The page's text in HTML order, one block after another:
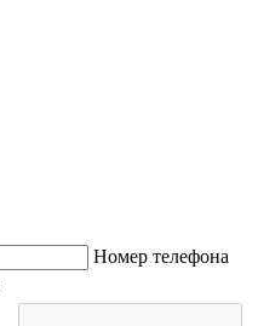
Номер телефона